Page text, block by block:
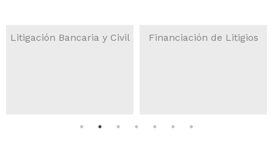
Litigación Bancaria y Civil Financiación de Litigios